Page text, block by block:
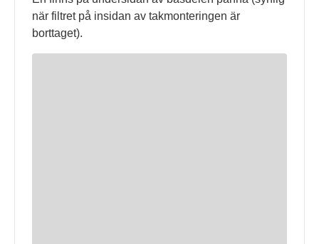
när filtret på insidan av takmonteringen är
borttaget).